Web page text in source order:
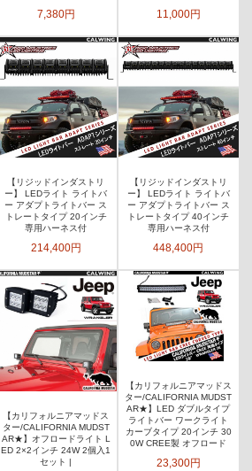
7,380円 11,000円
【リジッドインダストリ
ー】 LEDライト ライトバ
ー アダプトライトバー ス
トレートタイプ 20インチ
専用ハーネス付
214,400円
【リジッドインダストリ
ー】 LEDライト ライトバ
ー アダプトライトバー ス
トレートタイプ 40インチ
専用ハーネス付
448,400円
【カリフォルニアマッドス
ター/CALIFORNIA MUDST
AR★】オフロードライト L
ED 2×2インチ 24W 2個入1
セット |
【カリフォルニアマッドス
ター/CALIFORNIA MUDST
AR★】LED ダブルタイプ
ライトバー ワークライト
カーブタイプ 20インチ 30
0W CREE製 オフロード
23,300円